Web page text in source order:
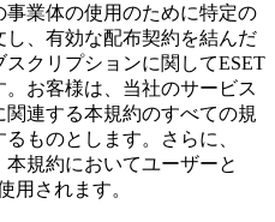
業体の使用のために特定の
、有効な配布契約を結んだ
クリプションに関してESET
お客様は、当社のサービス
連する本規約のすべての規
ものとします。さらに、
本規約においてユーザーと
用されます。